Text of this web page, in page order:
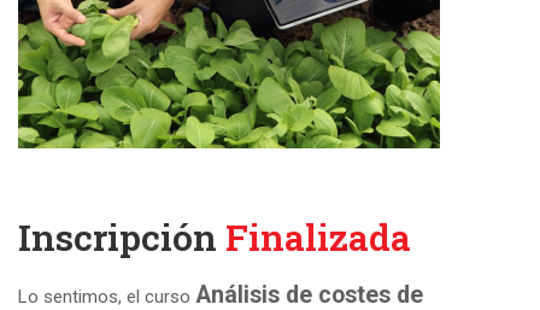
Inscripción Finalizada
Lo sentimos, el curso Análisis de costes de